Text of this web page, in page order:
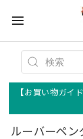
【お買い物ガ
ルーバーペ